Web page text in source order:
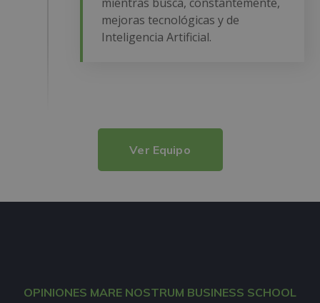
mejoras tecnológicas y de
Inteligencia Artificial.
Ver Equipo
OPINIONES MARE NOSTRUM BUSINESS SCHOOL